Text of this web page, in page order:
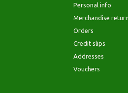
Personal info
Merchandise
Orders
Credit slips
Addresses
Vouchers